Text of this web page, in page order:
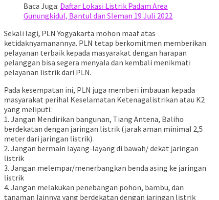
Baca Juga: Daftar Lokasi Listrik Padam Area
Gunungkidul, Bantul dan Sleman 19 Juli 2022
Sekali lagi, PLN Yogyakarta mohon maaf atas
ketidaknyamanannya. PLN tetap berkomitmen memberikan
pelayanan terbaik kepada masyarakat dengan harapan
pelanggan bisa segera menyala dan kembali menikmati
pelayanan listrik dari PLN.
Pada kesempatan ini, PLN juga memberi imbauan kepada
masyarakat perihal Keselamatan Ketenagalistrikan atau K2
yang meliputi:
1. Jangan Mendirikan bangunan, Tiang Antena, Baliho
berdekatan dengan jaringan listrik (jarak aman minimal 2,5
meter dari jaringan listrik).
2. Jangan bermain layang-layang di bawah/ dekat jaringan
listrik
3. Jangan melempar/menerbangkan benda asing ke jaringan
listrik
4. Jangan melakukan penebangan pohon, bambu, dan
tanaman lainnya yang berdekatan dengan jaringan listrik